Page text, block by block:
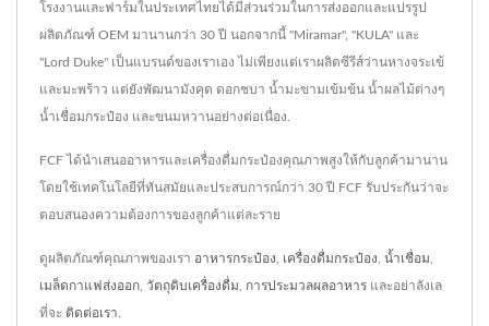
โรงงานและฟาร์มในประเทศไทยได้มีส่วนร่วมในการส่งออกและแปรรูป
ผลิตภัณฑ์ OEM มานานกว่า 30 ปี นอกจากนี้ "Miramar", "KULA" และ
"Lord Duke" เป็นแบรนด์ของเราเอง ไม่เพียงแต่เราผลิตซีรีส์ว่านหางจระเข้
และมะพร้าว แต่ยังพัฒนามังคุด ดอกชบา น้ำมะขามเข้มข้น น้ำผลไม้ต่างๆ
น้ำเชื่อมกระป๋อง และขนมหวานอย่างต่อเนื่อง.
FCF ได้นำเสนออาหารและเครื่องดื่มกระป๋องคุณภาพสูงให้กับลูกค้ามานาน
โดยใช้เทคโนโลยีที่ทันสมัยและประสบการณ์กว่า 30 ปี FCF รับประกันว่าจะ
ตอบสนองความต้องการของลูกค้าแต่ละราย
ดูผลิตภัณฑ์คุณภาพของเรา อาหารกระป๋อง เครื่องดื่มกระป๋อง น้ำเชื่อม
เมล็ดกาแฟส่งออก วัตถุดิบเครื่องดื่ม การประมวลผลอาหาร และอย่าลังเล
ที่จะ ติดต่อเรา